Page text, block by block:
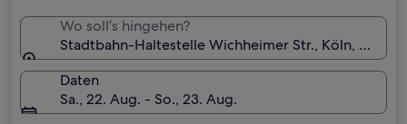
Wo soll’s hingehen?
Stadtbahn-Haltestelle Wichheimer Str., Köln,
Daten
Sa., 22. Aug. - So., 23. Aug.